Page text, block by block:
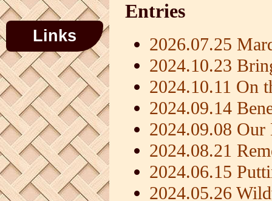
Links
Entries
2026.07.25
2024.10.23
2024.10.11 On
2024.09.14
2024.09.08
2024.08.21
2024.06.15
2024.05.26